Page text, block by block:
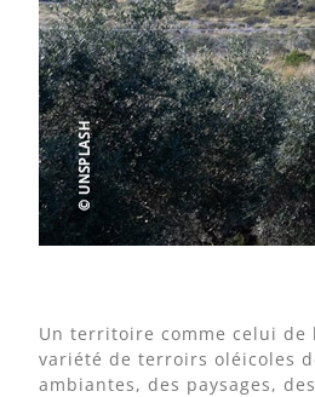
Un territoire comme celui de
variété de terroirs oléicoles
ambiantes, des paysages,